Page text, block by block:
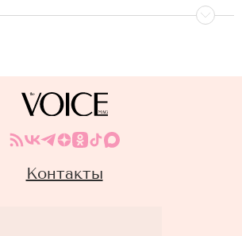
Контакты